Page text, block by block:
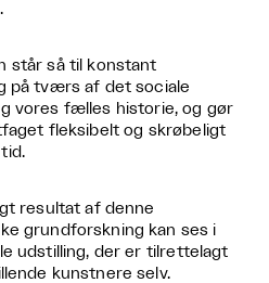
står så til konstant
på tværs af det sociale
vores fælles historie, og gør
fleksibelt og skrøbeligt
resultat af denne
grundforskning kan ses i
udstilling, der er tilrettelagt
kunstnere selv.